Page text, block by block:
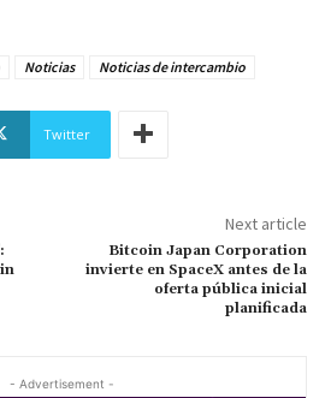
Noticias Noticias de intercambio
Twitter
Next article
Bitcoin Japan Corporation
invierte en SpaceX antes de la
oferta pública inicial
planificada
- Advertisement -